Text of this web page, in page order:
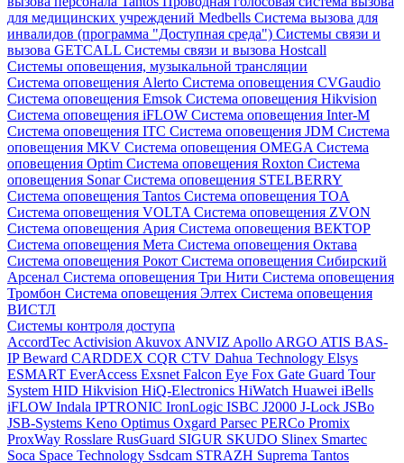
для медицинских учреждений Medbells Система вызова для
инвалидов (программа "Доступная среда") Системы связи и
вызова GETCALL Системы связи и вызова Hostcall
Системы оповещения, музыкальной трансляции
Система оповещения Alerto Система оповещения CVGaudio
Система оповещения Emsok Система оповещения Hikvision
Система оповещения iFLOW Система оповещения Inter-M
Система оповещения ITC Система оповещения JDM Система
оповещения MKV Система оповещения OMEGA Система
оповещения Optim Система оповещения Roxton Система
оповещения SonarСистема оповещения STELBERRY
Система оповещения Tantos Система оповещения TOA
Система оповещения VOLTA Система оповещения ZVON
Система оповещения Ария Система оповещения ВЕКТОР
Система оповещения Мета Система оповещения Октава
Система оповещения Рокот Система оповещения Сибирский
Арсенал Система оповещения Три Нити Система оповещения
Тромбон Система оповещения Элтех Система оповещения
ВИСТЛ
Системы контроля доступа
AccordTec Activision Akuvox ANVIZ Apollo ARGO ATIS BAS-
IPBeward CARDDEX CQR CTV Dahua Technology Elsys
ESMART EverAccess Exsnet Falcon Eye Fox Gate Guard Tour
System HID Hikvision HiQ-Electronics HiWatch Huawei iBells
iFLOW Indala IPTRONIC IronLogic ISBC J2000 J-Lock JSBo
JSB-Systems Keno Optimus Oxgard Parsec PERCo Promix
ProxWay Rosslare RusGuard SIGUR SKUDO Slinex Smartec
Soca Space Technology Ssdcam STRAZH Suprema Tantos